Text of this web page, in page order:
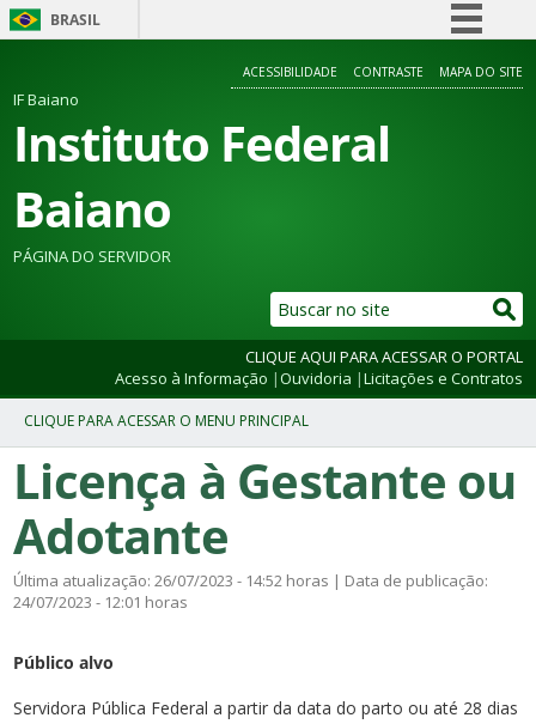
BRASIL
Participe
ACESSIBILIDADE CONTRASTE MAPA DO SITE
IF Baiano
Instituto Federal
Baiano
PÁGINA DO SERVIDOR
CLIQUE AQUI PARA ACESSAR O PORTAL
Acesso à Informação |Ouvidoria |Licitações e Contratos
Licença à Gestante ou
Adotante
Última atualização: 26/07/2023 - 14:52 horas | Data de publicação:
24/07/2023 - 12:01 horas
Público alvo
Servidora Pública Federal a partir da data do parto ou até 28 dias